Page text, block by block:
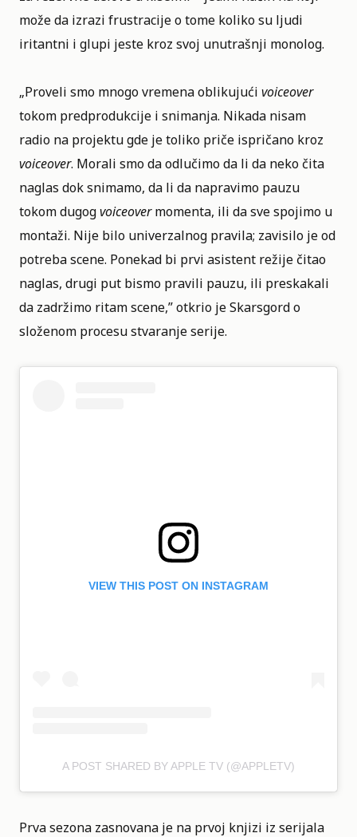
može da izrazi frustracije o tome koliko su ljudi
iritantni i glupi jeste kroz svoj unutrašnji monolog.
„Proveli smo mnogo vremena oblikujući voiceover
tokom predprodukcije i snimanja. Nikada nisam
radio na projektu gde je toliko priče ispričano kroz
voiceover. Morali smo da odlučimo da li da neko čita
naglas dok snimamo, da li da napravimo pauzu
tokom dugogvoiceovermomenta, ili da sve spojimo u
montaži. Nije bilo univerzalnog pravila; zavisilo je od
potreba scene. Ponekad bi prvi asistent režije čitao
naglas, drugi put bismo pravili pauzu, ili preskakali
da zadržimo ritam scene,” otkrio je Skarsgord o
složenom procesu stvaranje serije.
VIEW THIS POST ON INSTAGRAM
A POST SHARED BY APPLE TV (@APPLETV)
Prva sezona zasnovana je na prvoj knjizi iz serijala